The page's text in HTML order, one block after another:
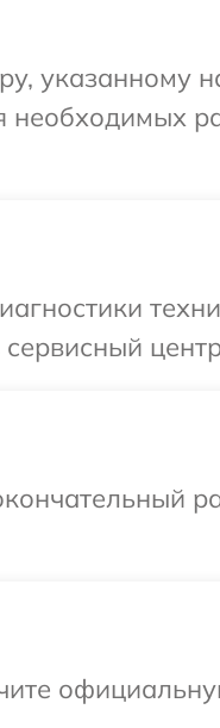
указанному
необходимых